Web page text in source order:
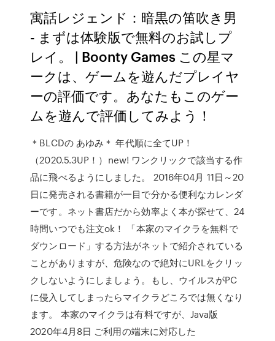
寓話レジェンド：暗黒の笛吹き男
- まずは体験版で無料のお試しプ
レイ。 | Boonty Games この星マ
ークは、ゲームを遊んだプレイヤ
ーの評価です。あなたもこのゲー
ムを遊んで評価してみよう！
＊BLCDの あゆみ＊ 年代順に全てUP！
（2020.5.3UP！）new! ワンクリックで該当する作
品に飛べるようにしました。 2016年04月 11日～20
日に発売される書籍が一目で分かる便利なカレンダ
ーです。ネット書店だから効率よく本が探せて、24
時間いつでも注文ok！ 「本家のマイクラを無料で
ダウンロード」する方法がネットで紹介されている
ことがありますが、危険なので絶対にURLをクリッ
クしないようにしましょう。もし、ウイルスがPC
に侵入してしまったらマイクラどころでは無くなり
ます。 本家のマイクラは有料ですが、Java版
2020年4月8日 ご利用の端末に対応した